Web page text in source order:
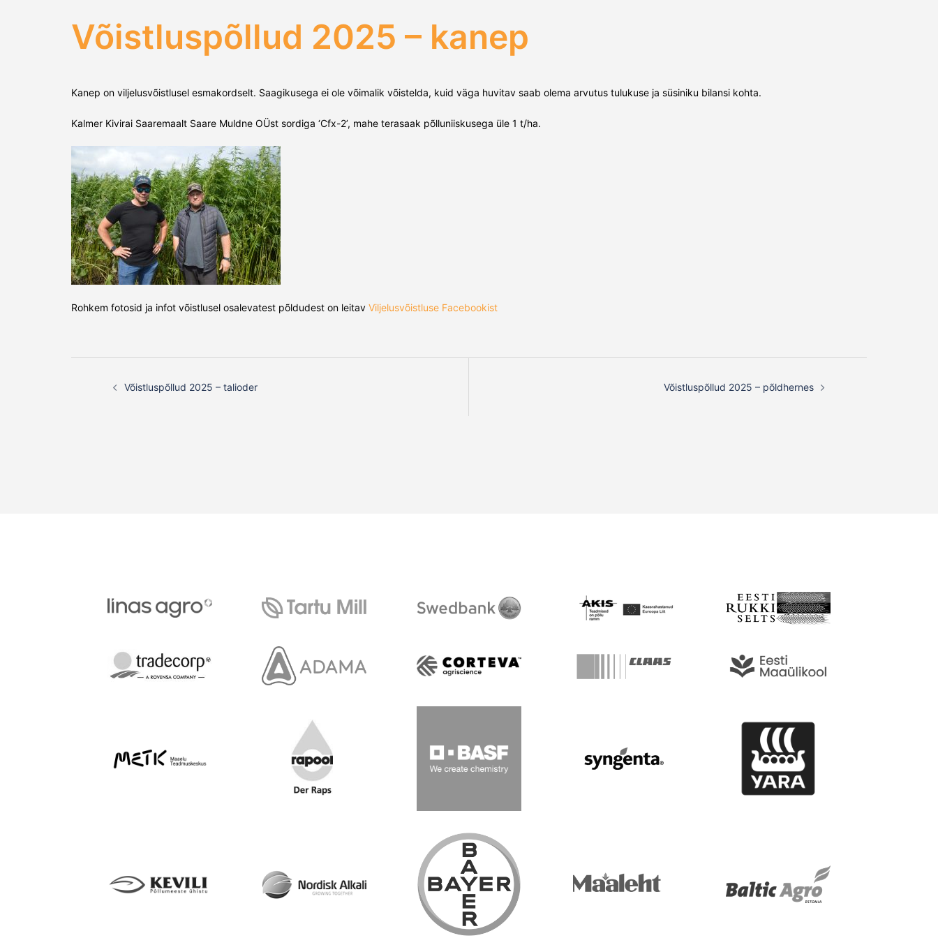
Võistluspõllud 2025 – kanep
Kanep on viljelusvõistlusel esmakordselt. Saagikusega ei ole võimalik võistelda, kuid väga huvitav saab olema arvutus tulukuse ja süsiniku bilansi kohta.
Kalmer Kivirai Saaremaalt Saare Muldne OÜst sordiga ‘Cfx-2’, mahe terasaak põlluniiskusega üle 1 t/ha.
Rohkem fotosid ja infot võistlusel osalevatest põldudest on leitav Viljelusvõistluse Facebookist
navigation
Võistluspõllud 2025 – talioder Võistluspõllud 2025 – põldhernes